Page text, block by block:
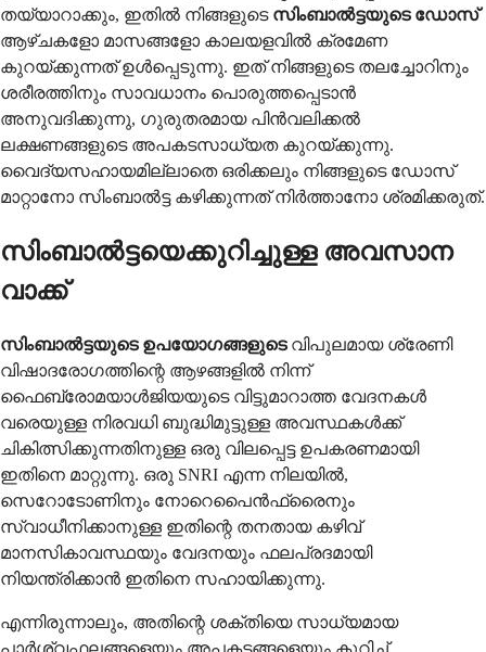
തയ്യാറാക്കും, ഇതിൽ നിങ്ങളുടെ സിംബാൽട്ടയുടെ ഡോസ്
ആഴ്ചകളോ മാസങ്ങളോ കാലയളവിൽ ക്രമേണ
കുറയ്ക്കുന്നത് ഉൾപ്പെടുന്നു. ഇത് നിങ്ങളുടെ തലച്ചോറിനും
ശരീരത്തിനും സാവധാനം പൊരുത്തപ്പെടാൻ
അനുവദിക്കുന്നു, ഗുരുതരമായ പിൻവലിക്കൽ
ലക്ഷണങ്ങളുടെ അപകടസാധ്യത കുറയ്ക്കുന്നു.
വൈദ്യസഹായമില്ലാതെ ഒരിക്കലും നിങ്ങളുടെ ഡോസ്
മാറ്റാനോ സിംബാൽട്ട കഴിക്കുന്നത് നിർത്താനോ ശ്രമിക്കരുത്.
സിംബാൽട്ടയെക്കുറിച്ചുള്ള അവസാന
വാക്ക്
സിംബാൽട്ടയുടെ ഉപയോഗങ്ങളുടെവിപുലമായ ശ്രേണി
വിഷാദരോഗത്തിന്റെ ആഴങ്ങളിൽ നിന്ന്
ഫൈബ്രോമയാൾജിയയുടെ വിട്ടുമാറാത്ത വേദനകൾ
വരെയുള്ള നിരവധി ബുദ്ധിമുട്ടുള്ള അവസ്ഥകൾക്ക്
ചികിത്സിക്കുന്നതിനുള്ള ഒരു വിലപ്പെട്ട ഉപകരണമായി
ഇതിനെ മാറ്റുന്നു. ഒരു SNRI എന്ന നിലയിൽ,
സെറോടോണിനും നോറെപൈൻഫ്രൈനും
സ്വാധീനിക്കാനുള്ള ഇതിന്റെ തനതായ കഴിവ്
മാനസികാവസ്ഥയും വേദനയും ഫലപ്രദമായി
നിയന്ത്രിക്കാൻ ഇതിനെ സഹായിക്കുന്നു.
എന്നിരുന്നാലും, അതിന്റെ ശക്തിയെ സാധ്യമായ